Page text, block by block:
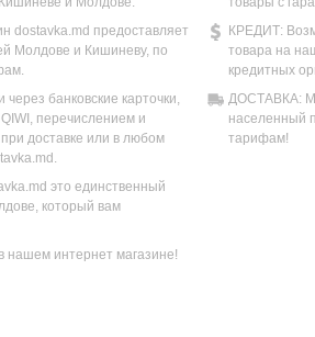
dostavka.md предоставляет
Молдове и Кишиневу, по
банковские карточки,
перечислением и
доставке или в любом
это единственный
который вам
нашем интернет магазине!
КРЕДИТ:
товара на
кредитных
ДОСТАВКА:
населенный
тарифам!